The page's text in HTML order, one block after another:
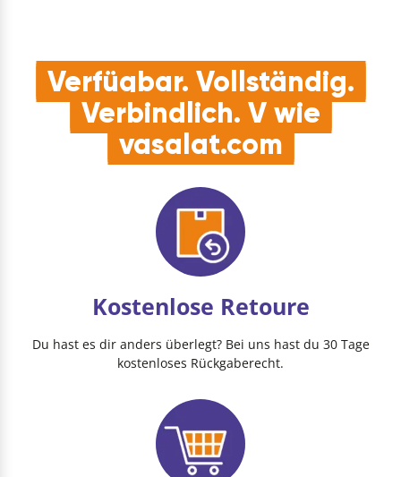
Verfügbar. Vollständig.
Verbindlich. V wie
vasalat.com
Kostenlose Retoure
Du hast es dir anders überlegt? Bei uns hast du 30 Tage
kostenloses Rückgaberecht.